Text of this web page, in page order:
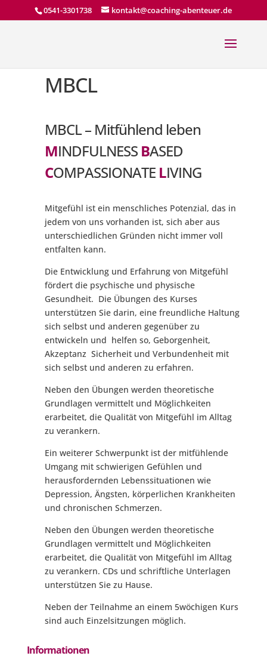
0541-3301738 kontakt@coaching-abenteuer.de
MBCL
MBCL – Mitfühlend leben
MINDFULNESS BASED
COMPASSIONATE LIVING
Mitgefühl ist ein menschliches Potenzial, das in
jedem von uns vorhanden ist, sich aber aus
unterschiedlichen Gründen nicht immer voll
entfalten kann.
Die Entwicklung und Erfahrung von Mitgefühl
fördert die psychische und physische
Gesundheit. Die Übungen des Kurses
unterstützen Sie darin, eine freundliche Haltung
sich selbst und anderen gegenüber zu
entwickeln und helfen so, Geborgenheit,
Akzeptanz Sicherheit und Verbundenheit mit
sich selbst und anderen zu erfahren.
Neben den Übungen werden theoretische
Grundlagen vermittelt und Möglichkeiten
erarbeitet, die Qualität von Mitgefühl im Alltag
zu verankern.
Ein weiterer Schwerpunkt ist der mitfühlende
Umgang mit schwierigen Gefühlen und
herausfordernden Lebenssituationen wie
Depression, Ängsten, körperlichen Krankheiten
und chronischen Schmerzen.
Neben den Übungen werden theoretische
Grundlagen vermittelt und Möglichkeiten
erarbeitet, die Qualität von Mitgefühl im Alltag
zu verankern. CDs und schriftliche Unterlagen
unterstützen Sie zu Hause.
Neben der Teilnahme an einem 5wöchigen Kurs
sind auch Einzelsitzungen möglich.
Informationen